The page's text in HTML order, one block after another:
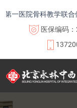
一医院骨科教学联合体
医保编码